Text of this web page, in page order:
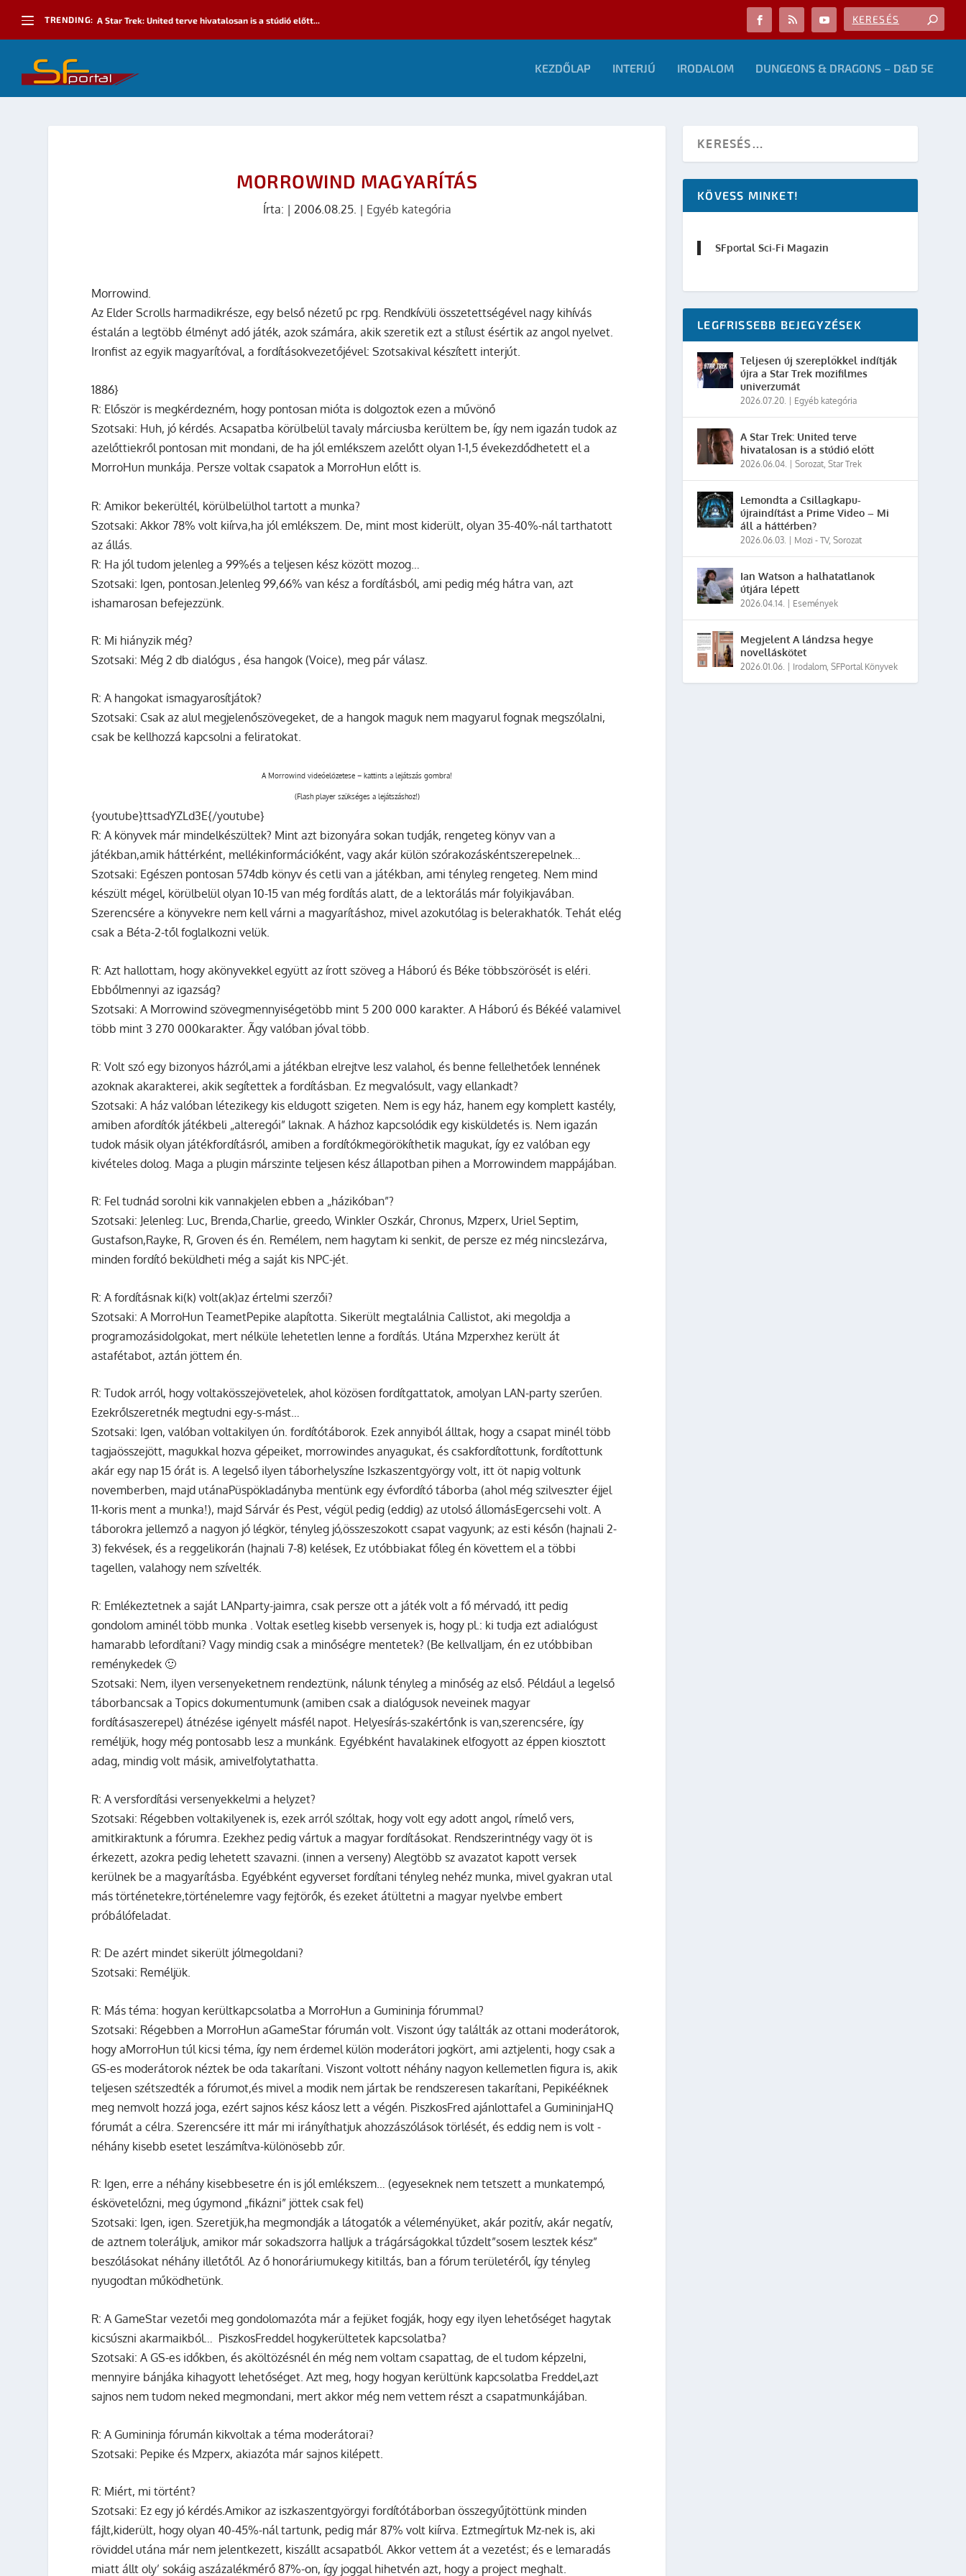
TRENDING: A Star Trek: United terve hivatalosan is a stúdió előtt...
KEZDŐLAP INTERJÚ IRODALOM DUNGEONS & DRAGONS – D&D 5E
MORROWIND MAGYARÍTÁS
Írta: | 2006.08.25. | Egyéb kategória
Morrowind.
Az Elder Scrolls harmadikrésze, egy belső nézetű pc rpg. Rendkívüli összetettségével nagy kihívás
éstalán a legtöbb élményt adó játék, azok számára, akik szeretik ezt a stílust ésértik az angol nyelvet.
Ironfist az egyik magyarítóval, a fordításokvezetőjével: Szotsakival készített interjút.
1886}
R: Először is megkérdezném, hogy pontosan mióta is dolgoztok ezen a művönő
Szotsaki: Huh, jó kérdés. Acsapatba körülbelül tavaly márciusba kerültem be, így nem igazán tudok az
azelőttiekről pontosan mit mondani, de ha jól emlékszem azelőtt olyan 1-1,5 évekezdődhetett el a
MorroHun munkája. Persze voltak csapatok a MorroHun előtt is.
R: Amikor bekerültél, körülbelülhol tartott a munka?
Szotsaki: Akkor 78% volt kiírva,ha jól emlékszem. De, mint most kiderült, olyan 35-40%-nál tarthatott
az állás.
R: Ha jól tudom jelenleg a 99%és a teljesen kész között mozog…
Szotsaki: Igen, pontosan.Jelenleg 99,66% van kész a fordításból, ami pedig még hátra van, azt
ishamarosan befejezzünk.
R: Mi hiányzik még?
Szotsaki: Még 2 db dialógus , ésa hangok (Voice), meg pár válasz.
R: A hangokat ismagyarosítjátok?
Szotsaki: Csak az alul megjelenőszövegeket, de a hangok maguk nem magyarul fognak megszólalni,
csak be kellhozzá kapcsolni a feliratokat.
A Morrowind videóelőzetese – kattints a lejátszás gombra!
(Flash player szükséges a lejátszáshoz!)
{youtube}ttsadYZLd3E{/youtube}
R: A könyvek már mindelkészültek? Mint azt bizonyára sokan tudják, rengeteg könyv van a
játékban,amik háttérként, mellékinformációként, vagy akár külön szórakozáskéntszerepelnek…
Szotsaki: Egészen pontosan 574db könyv és cetli van a játékban, ami tényleg rengeteg. Nem mind
készült mégel, körülbelül olyan 10-15 van még fordítás alatt, de a lektorálás már folyikjavában.
Szerencsére a könyvekre nem kell várni a magyarításhoz, mivel azokutólag is belerakhatók. Tehát elég
csak a Béta-2-től foglalkozni velük.
R: Azt hallottam, hogy akönyvekkel együtt az írott szöveg a Háború és Béke többszörösét is eléri.
Ebbőlmennyi az igazság?
Szotsaki: A Morrowind szövegmennyiségetöbb mint 5 200 000 karakter. A Háború és Békéé valamivel
több mint 3 270 000karakter. Ãgy valóban jóval több.
R: Volt szó egy bizonyos házról,ami a játékban elrejtve lesz valahol, és benne fellelhetőek lennének
azoknak akarakterei, akik segítettek a fordításban. Ez megvalósult, vagy ellankadt?
Szotsaki: A ház valóban létezikegy kis eldugott szigeten. Nem is egy ház, hanem egy komplett kastély,
amiben afordítók játékbeli „alteregói” laknak. A házhoz kapcsolódik egy kisküldetés is. Nem igazán
tudok másik olyan játékfordításról, amiben a fordítókmegörökíthetik magukat, így ez valóban egy
kivételes dolog. Maga a plugin márszinte teljesen kész állapotban pihen a Morrowindem mappájában.
R: Fel tudnád sorolni kik vannakjelen ebben a „házikóban”?
Szotsaki: Jelenleg: Luc, Brenda,Charlie, greedo, Winkler Oszkár, Chronus, Mzperx, Uriel Septim,
Gustafson,Rayke, R, Groven és én. Remélem, nem hagytam ki senkit, de persze ez még nincslezárva,
minden fordító beküldheti még a saját kis NPC-jét.
R: A fordításnak ki(k) volt(ak)az értelmi szerzői?
Szotsaki: A MorroHun TeametPepike alapította. Sikerült megtalálnia Callistot, aki megoldja a
programozásidolgokat, mert nélküle lehetetlen lenne a fordítás. Utána Mzperxhez került át
astafétabot, aztán jöttem én.
R: Tudok arról, hogy voltakösszejövetelek, ahol közösen fordítgattatok, amolyan LAN-party szerűen.
Ezekrőlszeretnék megtudni egy-s-mást…
Szotsaki: Igen, valóban voltakilyen ún. fordítótáborok. Ezek annyiból álltak, hogy a csapat minél több
tagjaösszejött, magukkal hozva gépeiket, morrowindes anyagukat, és csakfordítottunk, fordítottunk
akár egy nap 15 órát is. A legelső ilyen táborhelyszíne Iszkaszentgyörgy volt, itt öt napig voltunk
novemberben, majd utánaPüspökladányba mentünk egy évfordító táborba (ahol még szilveszter éjjel
11-koris ment a munka!), majd Sárvár és Pest, végül pedig (eddig) az utolsó állomásEgercsehi volt. A
táborokra jellemző a nagyon jó légkör, tényleg jó,összeszokott csapat vagyunk; az esti későn (hajnali 2-
3) fekvések, és a reggelikorán (hajnali 7-8) kelések, Ez utóbbiakat főleg én követtem el a többi
tagellen, valahogy nem szívelték.
R: Emlékeztetnek a saját LANparty-jaimra, csak persze ott a játék volt a fő mérvadó, itt pedig
gondolom aminél több munka . Voltak esetleg kisebb versenyek is, hogy pl.: ki tudja ezt adialógust
hamarabb lefordítani? Vagy mindig csak a minőségre mentetek? (Be kellvalljam, én ez utóbbiban
reménykedek 🙂
Szotsaki: Nem, ilyen versenyeketnem rendeztünk, nálunk tényleg a minőség az első. Például a legelső
táborbancsak a Topics dokumentumunk (amiben csak a dialógusok neveinek magyar
fordításaszerepel) átnézése igényelt másfél napot. Helyesírás-szakértőnk is van,szerencsére, így
reméljük, hogy még pontosabb lesz a munkánk. Egyébként havalakinek elfogyott az éppen kiosztott
adag, mindig volt másik, amivelfolytathatta.
R: A versfordítási versenyekkelmi a helyzet?
Szotsaki: Régebben voltakilyenek is, ezek arról szóltak, hogy volt egy adott angol, rímelő vers,
amitkiraktunk a fórumra. Ezekhez pedig vártuk a magyar fordításokat. Rendszerintnégy vagy öt is
érkezett, azokra pedig lehetett szavazni. (innen a verseny) Alegtöbb sz avazatot kapott versek
kerülnek be a magyarításba. Egyébként egyverset fordítani tényleg nehéz munka, mivel gyakran utal
más történetekre,történelemre vagy fejtörők, és ezeket átültetni a magyar nyelvbe embert
próbálófeladat.
R: De azért mindet sikerült jólmegoldani?
Szotsaki: Reméljük.
R: Más téma: hogyan kerültkapcsolatba a MorroHun a Gumininja fórummal?
Szotsaki: Régebben a MorroHun aGameStar fórumán volt. Viszont úgy találták az ottani moderátorok,
hogy aMorroHun túl kicsi téma, így nem érdemel külön moderátori jogkört, ami aztjelenti, hogy csak a
GS-es moderátorok néztek be oda takarítani. Viszont voltott néhány nagyon kellemetlen figura is, akik
teljesen szétszedték a fórumot,és mivel a modik nem jártak be rendszeresen takarítani, Pepikééknek
meg nemvolt hozzá joga, ezért sajnos kész káosz lett a végén. PiszkosFred ajánlottafel a GumininjaHQ
fórumát a célra. Szerencsére itt már mi irányíthatjuk ahozzászólások törlését, és eddig nem is volt -
néhány kisebb esetet leszámítva-különösebb zűr.
R: Igen, erre a néhány kisebbesetre én is jól emlékszem… (egyeseknek nem tetszett a munkatempó,
éskövetelőzni, meg úgymond „fikázni” jöttek csak fel)
Szotsaki: Igen, igen. Szeretjük,ha megmondják a látogatók a véleményüket, akár pozitív, akár negatív,
de aztnem toleráljuk, amikor már sokadszorra halljuk a trágárságokkal tűzdelt”sosem lesztek kész”
beszólásokat néhány illetőtől. Az ő honoráriumukegy kitiltás, ban a fórum területéről, így tényleg
nyugodtan működhetünk.
R: A GameStar vezetői meg gondolomazóta már a fejüket fogják, hogy egy ilyen lehetőséget hagytak
kicsúszni akarmaikból…
PiszkosFreddel hogykerültetek kapcsolatba?
Szotsaki: A GS-es időkben, és aköltözésnél én még nem voltam csapattag, de el tudom képzelni,
mennyire bánjáka kihagyott lehetőséget. Azt meg, hogy hogyan kerültünk kapcsolatba Freddel,azt
sajnos nem tudom neked megmondani, mert akkor még nem vettem részt a csapatmunkájában.
R: A Gumininja fórumán kikvoltak a téma moderátorai?
Szotsaki: Pepike és Mzperx, akiazóta már sajnos kilépett.
R: Miért, mi történt?
Szotsaki: Ez egy jó kérdés.Amikor az iszkaszentgyörgyi fordítótáborban összegyűjtöttünk minden
fájlt,kiderült, hogy olyan 40-45%-nál tartunk, pedig már 87% volt kiírva. Eztmegírtuk Mz-nek is, aki
röviddel utána már nem jelentkezett, kiszállt acsapatból. Akkor vettem át a vezetést; és e lemaradás
miatt állt oly’ sokáig aszázalékmérő 87%-on, így joggal hihetvén azt, hogy a project meghalt.
KÖVESS MINKET!
SFportal Sci-Fi Magazin
LEGFRISSEBB BEJEGYZÉSEK
Teljesen új szereplőkkel indítják
újra a Star Trek mozifilmes
univerzumát
2026.07.20. Egyéb kategória
A Star Trek: United terve
hivatalosan is a stúdió előtt
2026.06.04. |Sorozat,Star Trek
Lemondta a Csillagkapu-
újraindítást a Prime Video – Mi
áll a háttérben?
2026.06.03. Mozi - TV,Sorozat
Ian Watson a halhatatlanok
útjára lépett
2026.04.14. Események
Megjelent A lándzsa hegye
novelláskötet
2026.01.06. Irodalom,SFPortal Könyvek